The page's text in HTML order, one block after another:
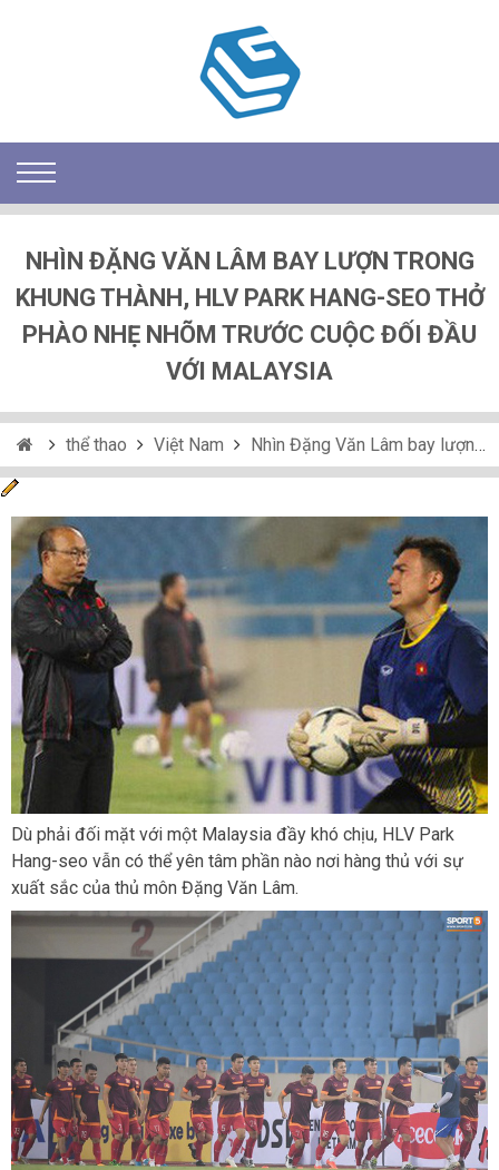
NHÌN ĐẶNG VĂN LÂM BAY LƯỢN TRONG
KHUNG THÀNH, HLV PARK HANG-SEO THỞ
PHÀO NHẸ NHÕM TRƯỚC CUỘC ĐỐI ĐẦU
VỚI MALAYSIA
thể thao Việt Nam Nhìn Đặng Văn Lâm bay lượn trong khung thành, HLV Park Hang-seo thở phào nhẹ nhõm trước cuộc đối đầu với Malaysia
Dù phải đối mặt với một Malaysia đầy khó chịu, HLV Park
Hang-seo vẫn có thể yên tâm phần nào nơi hàng thủ với sự
xuất sắc của thủ môn Đặng Văn Lâm.